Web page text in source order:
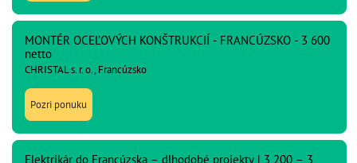
MONTÉR OCEĽOVÝCH KONŠTRUKCIÍ - FRANCÚZSKO - 3 600
netto
CHRISTAL s. r. o., Francúzsko
Pozri ponuku
Elektrikár do Francúzska – dlhodobé projekty | 3 200 – 3